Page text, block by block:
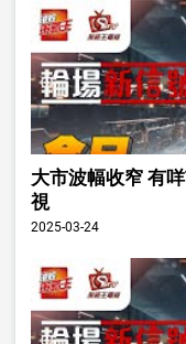
大市波幅收窄 有
視
2025-03-24